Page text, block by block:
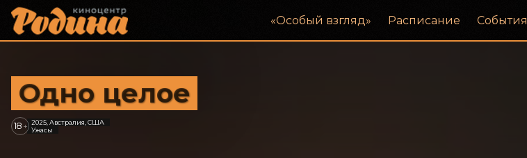
«‎Особый взгляд» Расписание События
Одно целое
18 + 2025, Австралия, США
Ужасы